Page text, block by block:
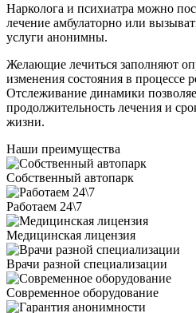
Нарколога и психиатра можно
лечение амбулаторно или
услуги анонимны.
Желающие лечиться заполняют
изменения состояния в процессе
Отслеживание динамики
продолжительность лечения и
жизни.
Наши преимущества
Собственный автопарк
Работаем 24\7
Медицинская лицензия
Врачи разной специализации
Современное оборудование